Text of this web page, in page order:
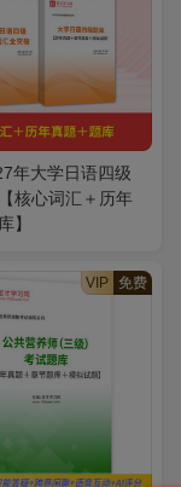
年大学日语四级
核心词汇＋历年
】
VIP 免费